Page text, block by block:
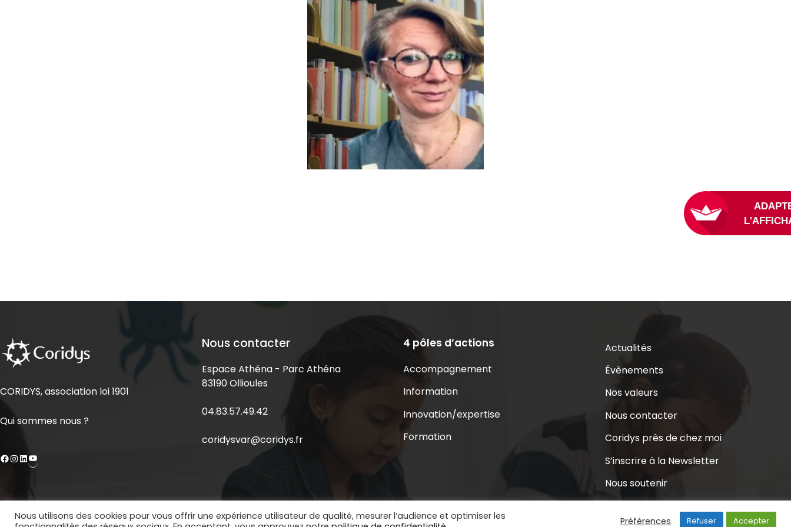
CORIDYS, association loi 1901
Qui sommes nous ?
Nous contacter
Espace Athéna - Parc Athéna
83190 Ollioules
04.83.57.49.42
coridysvar@coridys.fr
4 pôles d’actions
Accompagnement
Information
Innovation/expertise
Formation
Actualités
Évènements
Nos valeurs
Nous contacter
Coridys près de chez moi
S’inscrire à la Newsletter
Nous soutenir
Nous utilisons des cookies pour vous offrir une expérience utilisateur de qualité, mesurer l’audience et optimiser les
Préférences Refuser Accepter